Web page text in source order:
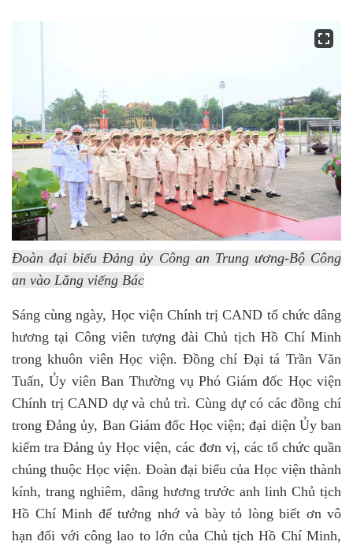
Đoàn đại biểu Đảng ủy Công an Trung ương-Bộ Công
an vào Lăng viếng Bác
Sáng cùng ngày, Học viện Chính trị CAND tổ chức dâng
hương tại Công viên tượng đài Chủ tịch Hồ Chí Minh
trong khuôn viên Học viện. Đồng chí Đại tá Trần Văn
Tuấn, Ủy viên Ban Thường vụ Phó Giám đốc Học viện
Chính trị CAND dự và chủ trì. Cùng dự có các đồng chí
trong Đảng ủy, Ban Giám đốc Học viện; đại diện Ủy ban
kiểm tra Đảng ủy Học viện, các đơn vị, các tổ chức quần
chúng thuộc Học viện. Đoàn đại biểu của Học viện thành
kính, trang nghiêm, dâng hương trước anh linh Chủ tịch
Hồ Chí Minh để tưởng nhớ và bày tỏ lòng biết ơn vô
hạn đối với công lao to lớn của Chủ tịch Hồ Chí Minh,